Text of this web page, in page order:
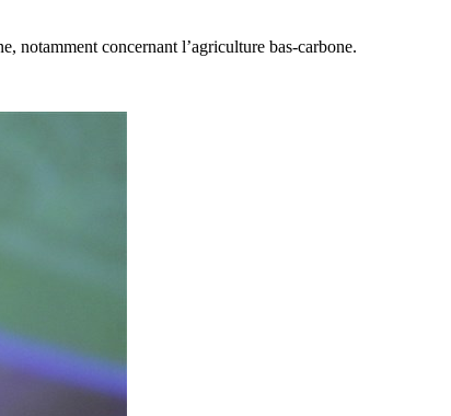
notamment concernant l’agriculture bas-carbone.